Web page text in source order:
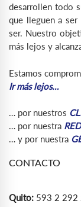
desarrollen todo
que lleguen a
ser. Nuestro
más lejos y
Estamos
Ir más lejos…
… por nuestros
… por nuestra RED
… y por nuestra
CONTACTO
Quito: 593 2